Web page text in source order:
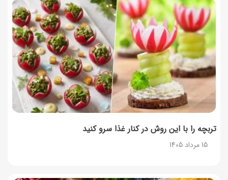
تربچه را با این روش در کنار غذا سرو کنید
15 مرداد 1405
طرز تهیه پش ملبا (پیچ ملبا)؛ دسر کلاسیک هلو و بستنی
13 مرداد 1405
طرز تهیه حلوای بحرینی؛ دسر سنتی خاورمیانه‌ای
13 مرداد 1405